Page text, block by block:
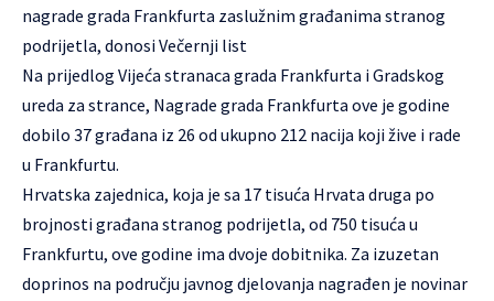
nagrade grada Frankfurta zaslužnim građanima stranog
podrijetla, donosi Večernji list
Na prijedlog Vijeća stranaca grada Frankfurta i Gradskog
ureda za strance, Nagrade grada Frankfurta ove je godine
dobilo 37 građana iz 26 od ukupno 212 nacija koji žive i rade
u Frankfurtu.
Hrvatska zajednica, koja je sa 17 tisuća Hrvata druga po
brojnosti građana stranog podrijetla, od 750 tisuća u
Frankfurtu, ove godine ima dvoje dobitnika. Za izuzetan
doprinos na području javnog djelovanja nagrađen je novinar